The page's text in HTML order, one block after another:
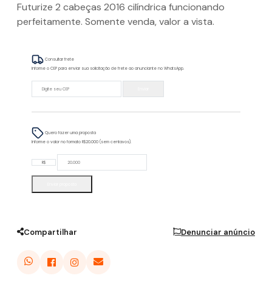
Futurize 2 cabeças 2016 cilíndrica funcionando
perfeitamente. Somente venda, valor a vista.
Consultar frete
Informe o CEP para enviar sua solicitação de frete ao anunciante no WhatsApp.
Quero fazer uma proposta
Informe o valor no formato R$20.000 (sem centavos).
R$
Compartilhar Denunciar anúncio